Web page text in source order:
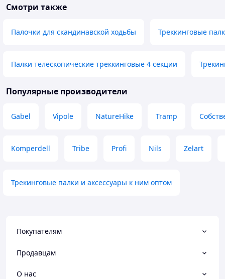
Смотри также
Палочки для скандинавской ходьбы Треккинговые
Палки телескопические треккинговые 4 секции
Популярные производители
Gabel Vipole NatureHike Tramp
Komperdell Tribe Profi Nils Zelart
Трекинговые палки и аксессуары к ним оптом
Покупателям
Продавцам
О нас